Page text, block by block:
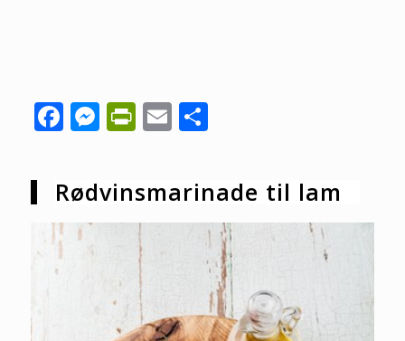
Facebook
Messenger
PrintFriendly
EmailShare
Rødvinsmarinade til lam